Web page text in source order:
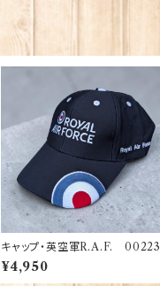
キャップ・英空軍R.A.F. 00223
¥4,950